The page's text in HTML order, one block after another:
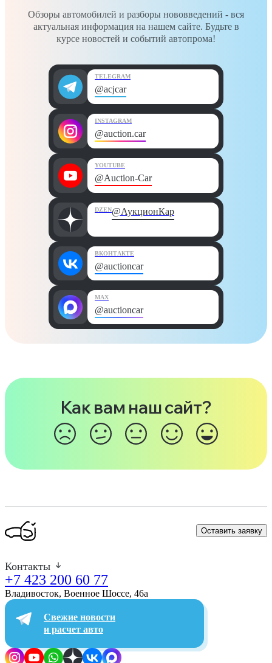
Обзоры автомобилей и разборы нововведений - вся
актуальная информация на нашем сайте. Будьте в
курсе новостей и событий автопрома!
TELEGRAM
@acjcar
INSTAGRAM
@auction.car
YOUTUBE
@Auction-Car
DZEN@АукционКар
ВКОНТАКТЕ
@auctioncar
MAX
@auctioncar
Как вам наш сайт?
Оставить заявку
Контакты
+7 423 200 60 77
Владивосток, Военное Шоссе, 46а​
Свежие новости
и расчет авто